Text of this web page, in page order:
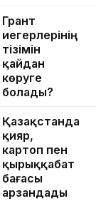
Грант
иегерлерінің
тізімін
қайдан
көруге
болады?
Қазақстанда
қияр,
картоп пен
қырыққабат
бағасы
арзандады